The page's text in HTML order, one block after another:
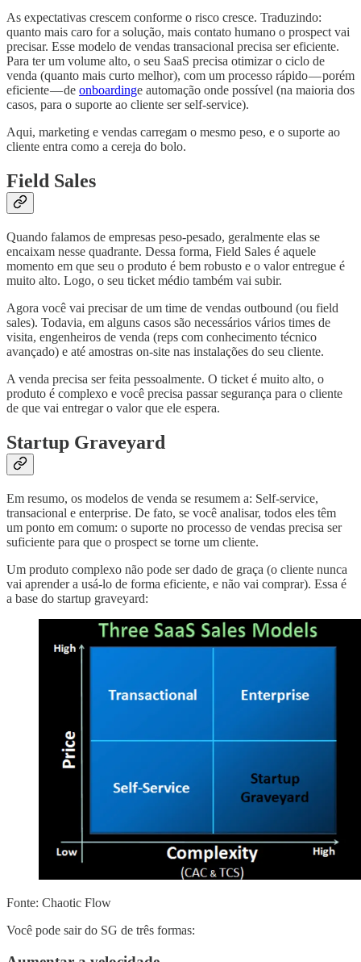
As expectativas crescem conforme o risco cresce. Traduzindo:
quanto mais caro for a solução, mais contato humano o prospect vai
precisar. Esse modelo de vendas transacional precisa ser eficiente.
Para ter um volume alto, o seu SaaS precisa otimizar o ciclo de
venda (quanto mais curto melhor), com um processo rápido — porém
eficiente — de onboardinge automação onde possível (na maioria dos
casos, para o suporte ao cliente ser self-service).
Aqui, marketing e vendas carregam o mesmo peso, e o suporte ao
cliente entra como a cereja do bolo.
Field Sales
Quando falamos de empresas peso-pesado, geralmente elas se
encaixam nesse quadrante. Dessa forma, Field Sales é aquele
momento em que seu o produto é bem robusto e o valor entregue é
muito alto. Logo, o seu ticket médio também vai subir.
Agora você vai precisar de um time de vendas outbound (ou field
sales). Todavia, em alguns casos são necessários vários times de
visita, engenheiros de venda (reps com conhecimento técnico
avançado) e até amostras on-site nas instalações do seu cliente.
A venda precisa ser feita pessoalmente. O ticket é muito alto, o
produto é complexo e você precisa passar segurança para o cliente
de que vai entregar o valor que ele espera.
Startup Graveyard
Em resumo, os modelos de venda se resumem a: Self-service,
transacional e enterprise. De fato, se você analisar, todos eles têm
um ponto em comum: o suporte no processo de vendas precisa ser
suficiente para que o prospect se torne um cliente.
Um produto complexo não pode ser dado de graça (o cliente nunca
vai aprender a usá-lo de forma eficiente, e não vai comprar). Essa é
a base do startup graveyard:
Fonte: Chaotic Flow
Você pode sair do SG de três formas: